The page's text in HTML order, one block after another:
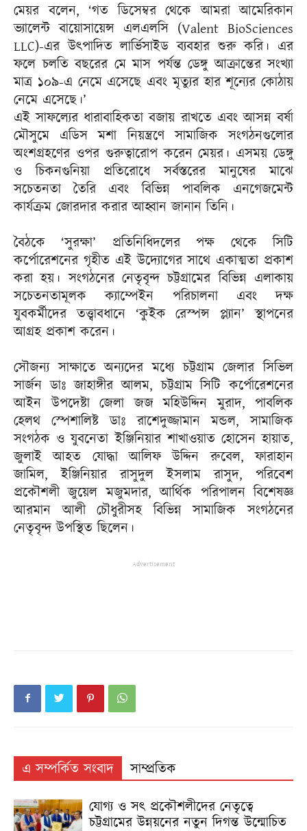
মেয়র বলেন, ‘গত ডিসেম্বর থেকে আমরা আমেরিকান
ভ্যালেন্ট বায়োসায়েন্স এলএলসি (Valent BioSciences
LLC)-এর উৎপাদিত লার্ভিসাইড ব্যবহার শুরু করি। এর
ফলে চলতি বছরের মে মাস পর্যন্ত ডেঙ্গু আক্রান্তের সংখ্যা
মাত্র ১০৯-এ নেমে এসেছে এবং মৃত্যুর হার শূন্যের কোঠায়
নেমে এসেছে।’
এই সাফল্যের ধারাবাহিকতা বজায় রাখতে এবং আসন্ন বর্ষা
মৌসুমে এডিস মশা নিয়ন্ত্রণে সামাজিক সংগঠনগুলোর
অংশগ্রহণের ওপর গুরুত্বারোপ করেন মেয়র। এসময় ডেঙ্গু
ও চিকনগুনিয়া প্রতিরোধে সর্বস্তরের মানুষের মাঝে
সচেতনতা তৈরি এবং বিভিন্ন পাবলিক এনগেজমেন্ট
কার্যক্রম জোরদার করার আহ্বান জানান তিনি।
বৈঠকে ‘সুরক্ষা’ প্রতিনিধিদলের পক্ষ থেকে সিটি
কর্পোরেশনের গৃহীত এই উদ্যোগের সাথে একাত্মতা প্রকাশ
করা হয়। সংগঠনের নেতৃবৃন্দ চট্টগ্রামের বিভিন্ন এলাকায়
সচেতনতামূলক ক্যাম্পেইন পরিচালনা এবং দক্ষ
যুবকর্মীদের তত্ত্বাবধানে ‘কুইক রেস্পন্স প্ল্যান’ স্থাপনের
আগ্রহ প্রকাশ করেন।
সৌজন্য সাক্ষাতে অন্যদের মধ্যে চট্টগ্রাম জেলার সিভিল
সার্জন ডাঃ জাহাঙ্গীর আলম, চট্টগ্রাম সিটি কর্পোরেশনের
আইন উপদেষ্টা জেলা জজ মহিউদ্দিন মুরাদ, পাবলিক
হেলথ স্পেশালিষ্ট ডাঃ রাশেদুজ্জামান মন্ডল, সামাজিক
সংগঠক ও যুবনেতা ইঞ্জিনিয়ার শাখাওয়াত হোসেন হায়াত,
জুলাই আহত যোদ্ধা আলিফ উদ্দিন রুবেল, ফারাহান
জামিল, ইঞ্জিনিয়ার রাসুদুল ইসলাম রাসুদ, পরিবেশ
প্রকৌশলী জুয়েল মজুমদার, আর্থিক পরিপালন বিশেষজ্ঞ
আরমান আলী চৌধুরীসহ বিভিন্ন সামাজিক সংগঠনের
নেতৃবৃন্দ উপস্থিত ছিলেন।
Advertisement
এ সম্পর্কিত সংবাদ
সাম্প্রতিক
যোগ্য ও সৎ প্রকৌশলীদের নেতৃত্বে
চট্টগ্রামের উন্নয়নের নতুন দিগন্ত উন্মোচিত